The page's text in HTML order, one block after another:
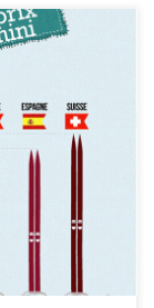
n’est pas trop
un comparatif
en ce moment,
et